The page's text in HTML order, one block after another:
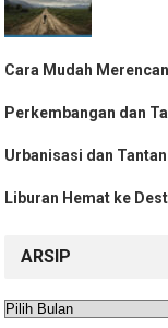
Cara Mudah
Perkembangan dan
Urbanisasi dan
Liburan Hemat ke
ARSIP
Arsip